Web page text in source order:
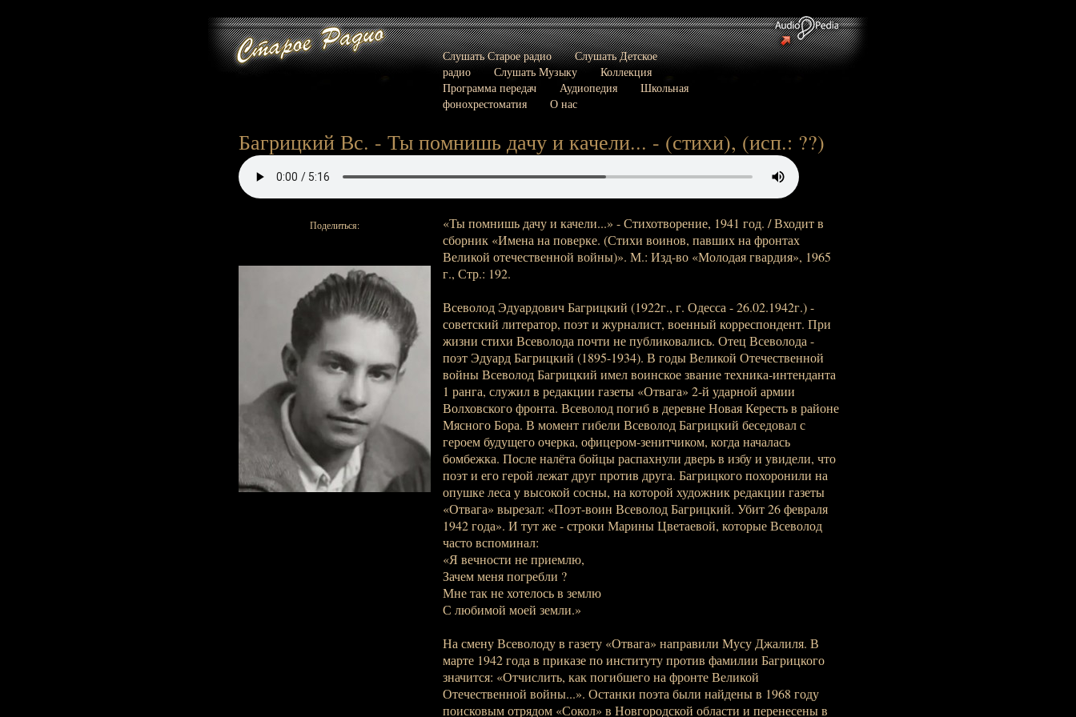
Слушать Старое радио
Слушать Детское
радио
Слушать Музыку
Коллекция
Программа передач
Аудиопедия
Школьная
фонохрестоматия
О нас
Багрицкий Вс. - Ты помнишь дачу и качели... - (стихи), (исп.: ??)
Поделиться:
«Ты помнишь дачу и качели...» - Стихотворение, 1941 год. / Входит в
сборник «Имена на поверке. (Стихи воинов, павших на фронтах
Великой отечественной войны)». М.: Изд-во «Молодая гвардия», 1965
г., Стр.: 192.
Всеволод Эдуардович Багрицкий (1922г., г. Одесса - 26.02.1942г.) -
советский литератор, поэт и журналист, военный корреспондент. При
жизни стихи Всеволода почти не публиковались. Отец Всеволода -
поэт Эдуард Багрицкий (1895-1934). В годы Великой Отечественной
войны Всеволод Багрицкий имел воинское звание техника-интенданта
1 ранга, служил в редакции газеты «Отвага» 2-й ударной армии
Волховского фронта. Всеволод погиб в деревне Новая Кересть в районе
Мясного Бора. В момент гибели Всеволод Багрицкий беседовал с
героем будущего очерка, офицером-зенитчиком, когда началась
бомбежка. После налёта бойцы распахнули дверь в избу и увидели, что
поэт и его герой лежат друг против друга. Багрицкого похоронили на
опушке леса у высокой сосны, на которой художник редакции газеты
«Отвага» вырезал: «Поэт-воин Всеволод Багрицкий. Убит 26 февраля
1942 года». И тут же - строки Марины Цветаевой, которые Всеволод
часто вспоминал:
«Я вечности не приемлю,
Зачем меня погребли ?
Мне так не хотелось в землю
С любимой моей земли.»
На смену Всеволоду в газету «Отвага» направили Мусу Джалиля. В
марте 1942 года в приказе по институту против фамилии Багрицкого
значится: «Отчислить, как погибшего на фронте Великой
Отечественной войны...». Останки поэта были найдены в 1968 году
поисковым отрядом «Сокол» в Новгородской области и перенесены в